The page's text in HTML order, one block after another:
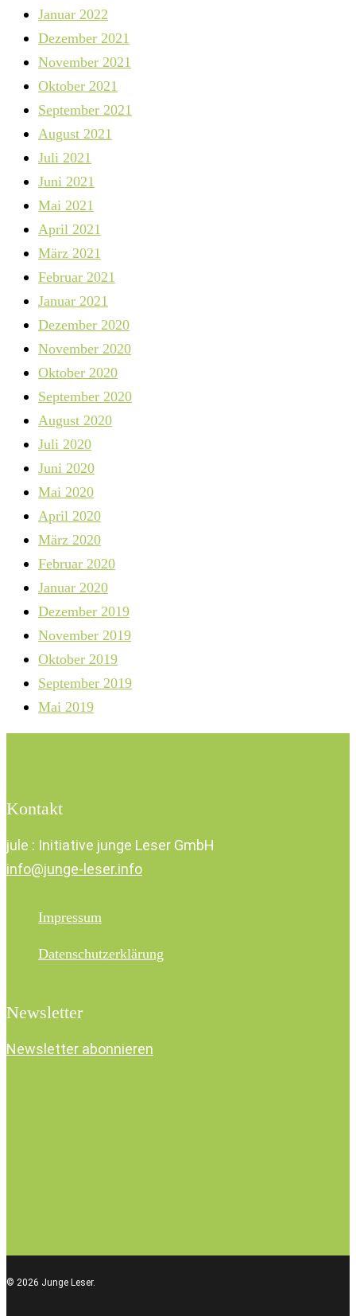
Januar 2022
Dezember 2021
November 2021
Oktober 2021
September 2021
August 2021
Juli 2021
Juni 2021
Mai 2021
April 2021
März 2021
Februar 2021
Januar 2021
Dezember 2020
November 2020
Oktober 2020
September 2020
August 2020
Juli 2020
Juni 2020
Mai 2020
April 2020
März 2020
Februar 2020
Januar 2020
Dezember 2019
November 2019
Oktober 2019
September 2019
Mai 2019
Kontakt
jule : Initiative junge Leser GmbH
info@junge-leser.info
Impressum
Datenschutzerklärung
Newsletter
Newsletter abonnieren
© 2026 Junge Leser.